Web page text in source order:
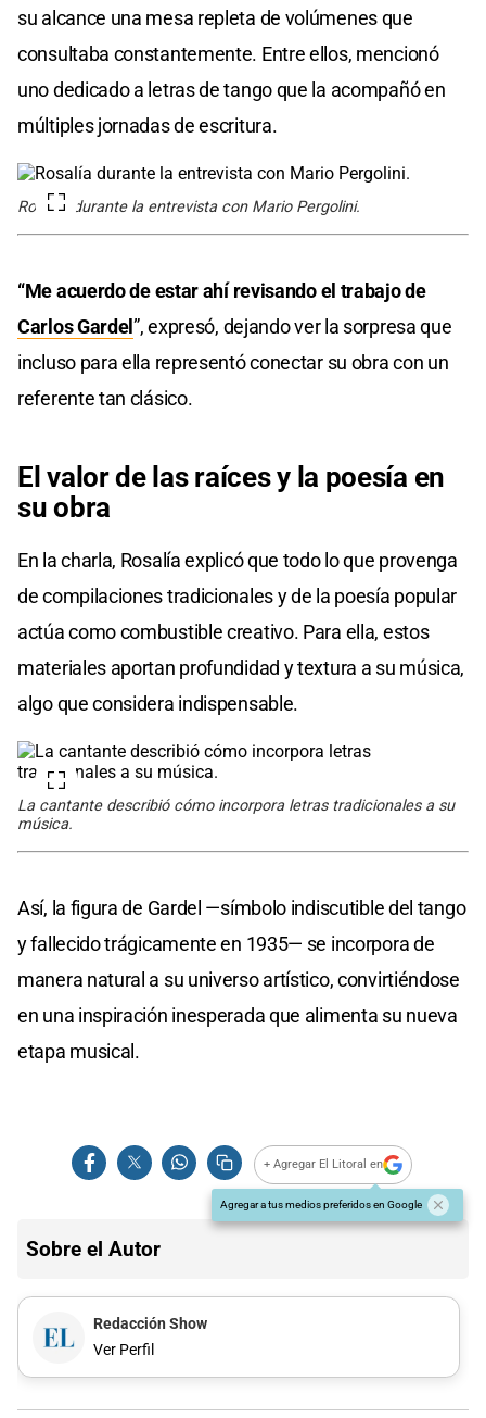
su alcance una mesa repleta de volúmenes que
consultaba constantemente. Entre ellos, mencionó
uno dedicado a letras de tango que la acompañó en
múltiples jornadas de escritura.
Rosalía durante la entrevista con Mario Pergolini.
“Me acuerdo deestar ahí revisando el trabajo de
Carlos Gardel”, expresó, dejando ver la sorpresa que
incluso para ella representó conectar su obra con un
referente tan clásico.
El valor de las raícesy la poesía en
su obra
En la charla, Rosalía explicó que todo lo que provenga
de compilaciones tradicionales y de la poesía popular
actúa como combustible creativo. Para ella, estos
materiales aportan profundidad y textura a su música,
algo que considera indispensable.
La cantante describió cómo incorpora letras tradicionales a su
música.
Así, la figura de Gardel —símbolo indiscutible del tango
y fallecido trágicamente en 1935— se incorpora de
manera natural a su universo artístico, convirtiéndose
en una inspiración inesperada que alimenta su nueva
etapa musical.
+ Agregar El Litoral en
Agregar a tus medios preferidos en Google
Sobre el Autor
Redacción Show
Ver Perfil